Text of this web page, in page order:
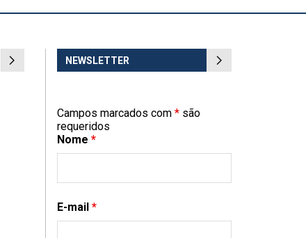
NEWSLETTER
Campos marcados com *são
requeridos
Nome *
E-mail *